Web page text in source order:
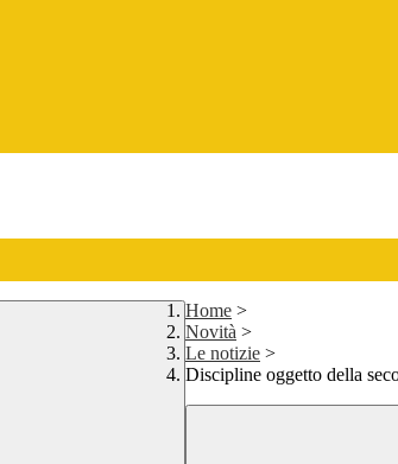
Home >
Novità >
Le notizie >
Discipline oggetto della